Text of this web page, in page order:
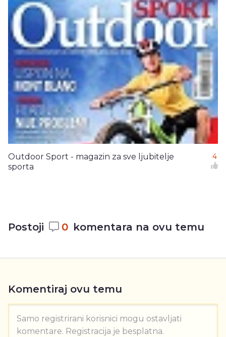
Outdoor Sport - magazin za sve ljubitelje
sporta
4
Postoji 0 komentara na ovu temu
Komentiraj ovu temu
Samo registrirani korisnici mogu ostavljati
komentare. Registracija je besplatna.